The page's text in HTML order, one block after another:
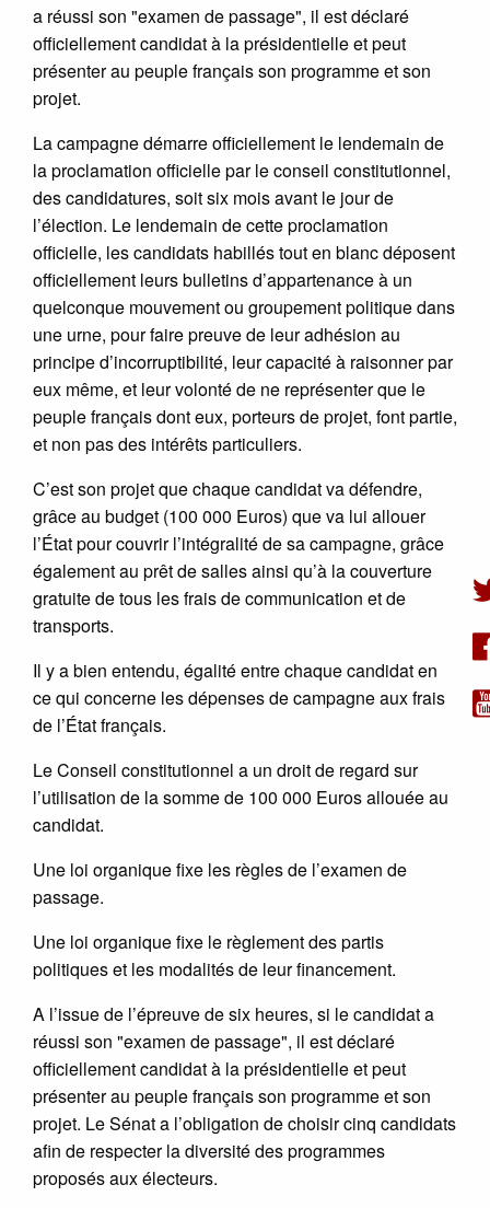
a réussi son "examen de passage", il est déclaré
officiellement candidat à la présidentielle et peut
présenter au peuple français son programme et son
projet.
La campagne démarre officiellement le lendemain de
la proclamation officielle par le conseil constitutionnel,
des candidatures, soit six mois avant le jour de
l’élection. Le lendemain de cette proclamation
officielle, les candidats habillés tout en blanc déposent
officiellement leurs bulletins d’appartenance à un
quelconque mouvement ou groupement politique dans
une urne, pour faire preuve de leur adhésion au
principe d’incorruptibilité, leur capacité à raisonner par
eux même, et leur volonté de ne représenter que le
peuple français dont eux, porteurs de projet, font partie,
et non pas des intérêts particuliers.
C’est son projet que chaque candidat va défendre,
grâce au budget (100 000 Euros) que va lui allouer
l’État pour couvrir l’intégralité de sa campagne, grâce
également au prêt de salles ainsi qu’à la couverture
gratuite de tous les frais de communication et de
transports.
Il y a bien entendu, égalité entre chaque candidat en
ce qui concerne les dépenses de campagne aux frais
de l’État français.
Le Conseil constitutionnel a un droit de regard sur
l’utilisation de la somme de 100 000 Euros allouée au
candidat.
Une loi organique fixe les règles de l’examen de
passage.
Une loi organique fixe le règlement des partis
politiques et les modalités de leur financement.
A l’issue de l’épreuve de six heures, si le candidat a
réussi son "examen de passage", il est déclaré
officiellement candidat à la présidentielle et peut
présenter au peuple français son programme et son
projet. Le Sénat a l’obligation de choisir cinq candidats
afin de respecter la diversité des programmes
proposés aux électeurs.